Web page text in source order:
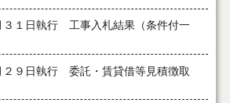
３１日執行 工事入札結果（条件付一
２９日執行 委託・賃貸借等見積徴取